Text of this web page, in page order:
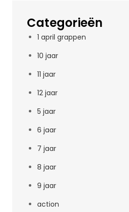
Categorieën
1 april grappen
10 jaar
11 jaar
12 jaar
5 jaar
6 jaar
7 jaar
8 jaar
9 jaar
action